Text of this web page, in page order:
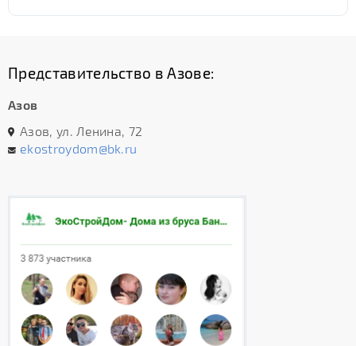
Представительство в Азове:
Азов
Азов, ул. Ленина, 72
ekostroydom@bk.ru